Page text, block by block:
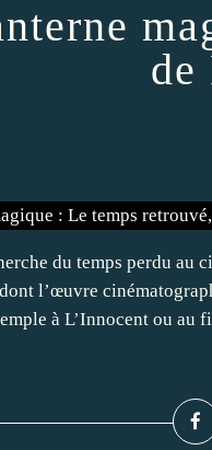
de
du temps perdu au
l’œuvre
à L’Innocent ou au